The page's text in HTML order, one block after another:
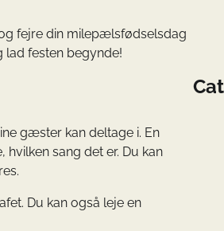
fejre din milepælsfødselsdag
festen begynde!
gæster kan deltage i. En
sang det er. Du kan
Du kan også leje en